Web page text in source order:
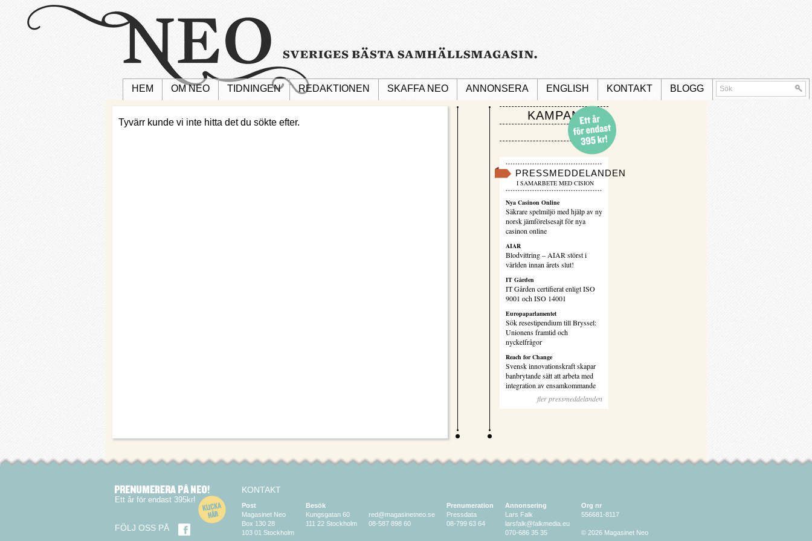
HEM OM NEO TIDNINGEN REDAKTIONEN SKAFFA NEO ANNONSERA ENGLISH KONTAKT BLOGG
Tyvärr kunde vi inte hitta det du sökte efter.
KAMPANJ
PRESSMEDDELANDEN
I SAMARBETE MED CISION
Nya Casinon Online
Säkrare spelmiljö med hjälp av ny
norsk jämförelsesajt för nya
casinon online
AIAR
Blodvittring – AIAR störst i
världen innan årets slut!
IT Gården
IT Gården certifierat enligt ISO
9001 och ISO 14001
Europaparlamentet
Sök resestipendium till Bryssel:
Unionens framtid och
nyckelfrågor
Reach for Change
Svensk innovationskraft skapar
banbrytande sätt att arbeta med
integration av ensamkommande
fler pressmeddelanden
Ett år för endast 395kr!
FÖLJ OSS PÅ
KONTAKT
Post
Magasinet Neo
Box 130 28
103 01 Stockholm
Besök
Kungsgatan 60
111 22 Stockholm
red@magasinetneo.se
08-587 898 60
Prenumeration
Pressdata
08-799 63 64
Annonsering
Lars Falk
larsfalk@falkmedia.eu
070-686 35 35
Org nr
556681-8117
© 2026 Magasinet Neo